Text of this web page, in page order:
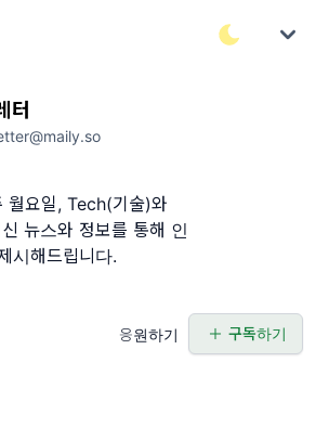
터
월요일, Tech(기술)와
뉴스와 정보를 통해 인
시해드립니다.
응원하기 구독하기